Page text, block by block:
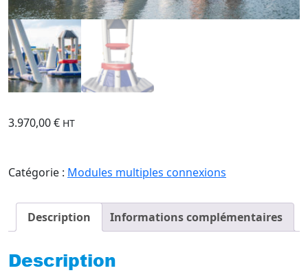
3.970,00€ HT
Catégorie : Modules multiples connexions
Description Informations complémentaires
Description